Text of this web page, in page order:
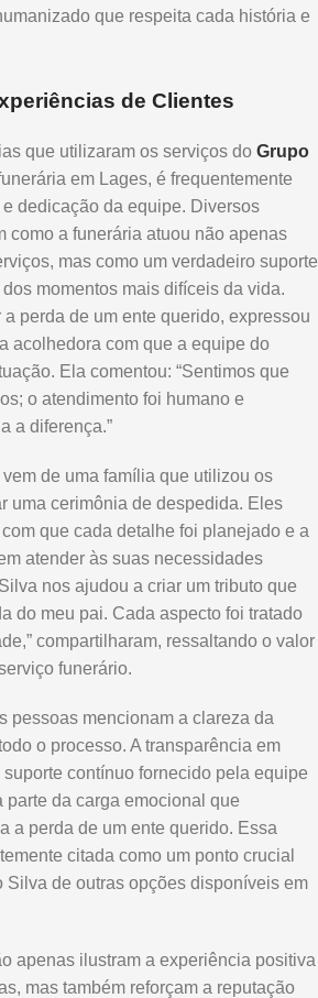
que respeita cada história e
de Clientes
que utilizaram os serviços do Grupo
em Lages, é frequentemente
dedicação da equipe. Diversos
como a funerária atuou não apenas
mas como um verdadeiro suporte
momentos mais difíceis da vida.
perda de um ente querido, expressou
acolhedora com que a equipe do
Ela comentou: “Sentimos que
o atendimento foi humano e
a diferença.”
de uma família que utilizou os
uma cerimônia de despedida. Eles
que cada detalhe foi planejado e a
atender às suas necessidades
nos ajudou a criar um tributo que
do meu pai. Cada aspecto foi tratado
compartilharam, ressaltando o valor
funerário.
pessoas mencionam a clareza da
o processo. A transparência em
contínuo fornecido pela equipe
da carga emocional que
a perda de um ente querido. Essa
citada como um ponto crucial
Silva de outras opções disponíveis em
apenas ilustram a experiência positiva
mas também reforçam a reputação